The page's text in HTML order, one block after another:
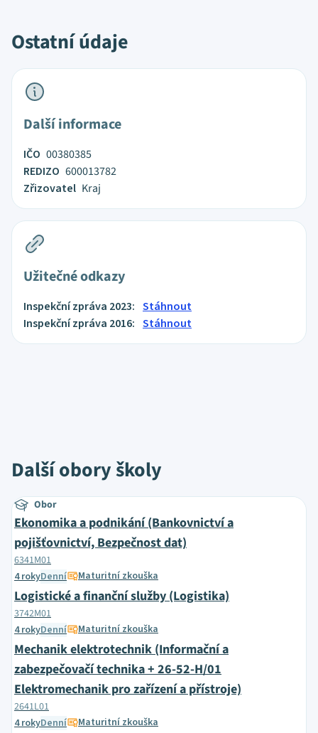
Ostatní údaje
Další informace
IČO 00380385
REDIZO 600013782
Zřizovatel Kraj
Užitečné odkazy
Inspekční zpráva 2023: Stáhnout
Inspekční zpráva 2016: Stáhnout
Další obory školy
Obor
Ekonomika a podnikání (Bankovnictví a
pojišťovnictví, Bezpečnost dat)
6341M01
4 rokyDenní Maturitní zkouška
Logistické a finanční služby (Logistika)
3742M01
4 rokyDenní Maturitní zkouška
Mechanik elektrotechnik (Informační a
zabezpečovačí technika + 26-52-H/01
Elektromechanik pro zařízení a přístroje)
2641L01
4 rokyDenní Maturitní zkouška